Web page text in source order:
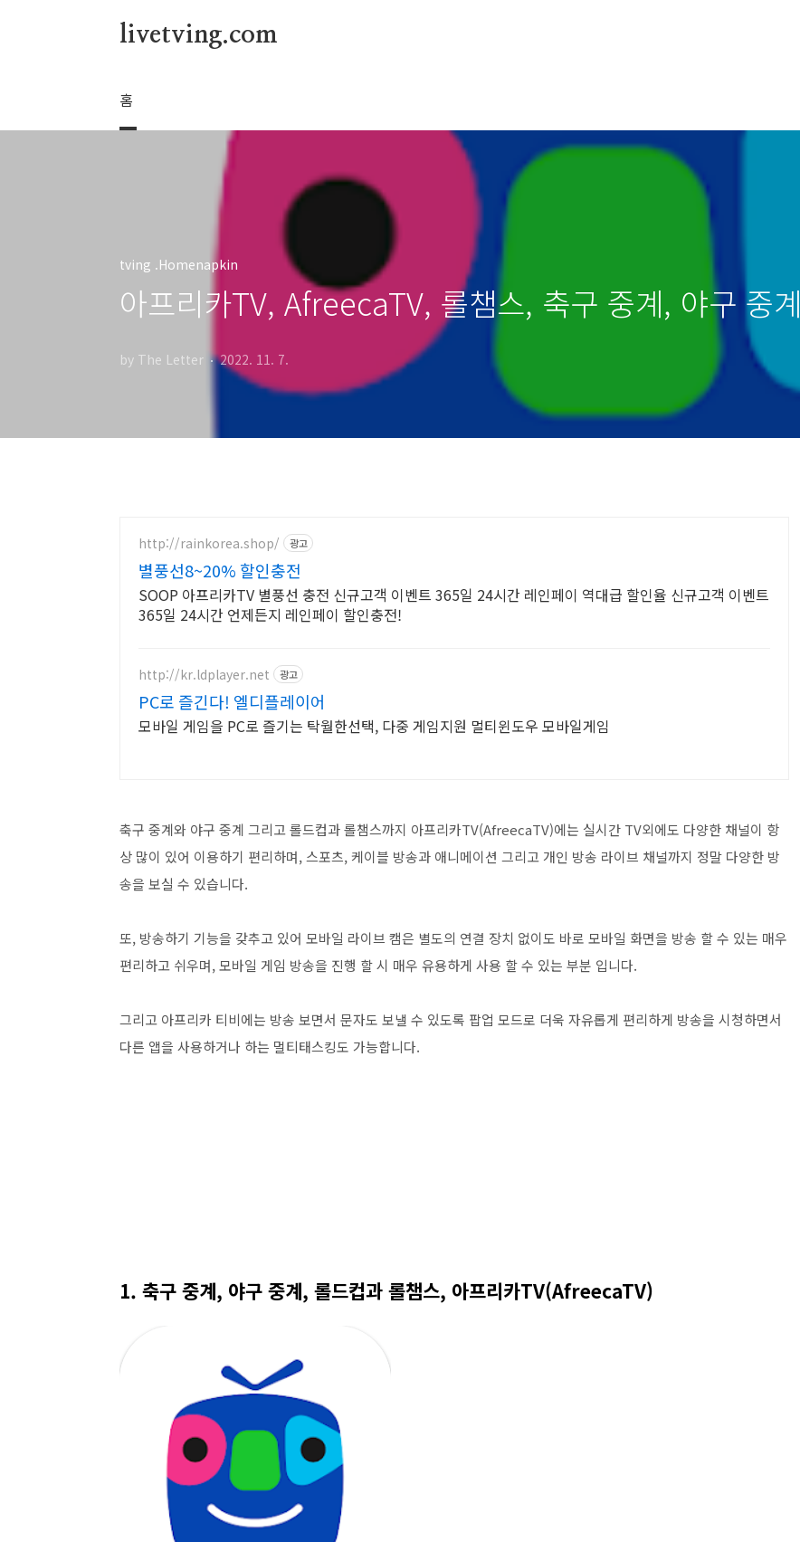
livetving.com
홈
tving .Homenapkin
아프리카TV, AfreecaTV, 롤챔스, 축구 중계, 야구 중계
by The Letter 2022. 11. 7.
http://rainkorea.shop/ 광고
별풍선8~20% 할인충전
SOOP 아프리카TV 별풍선 충전 신규고객 이벤트 365일 24시간 레인페이 역대급 할인율 신규고객 이벤트
365일 24시간 언제든지 레인페이 할인충전!
http://kr.ldplayer.net 광고
PC로 즐긴다! 엘디플레이어
모바일 게임을 PC로 즐기는 탁월한선택, 다중 게임지원 멀티윈도우 모바일게임
축구 중계와 야구 중계 그리고 롤드컵과 롤챔스까지 아프리카TV(AfreecaTV)에는 실시간 TV외에도 다양한 채널이 항
상 많이 있어 이용하기 편리하며, 스포츠, 케이블 방송과 애니메이션 그리고 개인 방송 라이브 채널까지 정말 다양한 방
송을 보실 수 있습니다.
또, 방송하기 기능을 갖추고 있어 모바일 라이브 캠은 별도의 연결 장치 없이도 바로 모바일 화면을 방송 할 수 있는 매우
편리하고 쉬우며, 모바일 게임 방송을 진행 할 시 매우 유용하게 사용 할 수 있는 부분 입니다.
그리고 아프리카 티비에는 방송 보면서 문자도 보낼 수 있도록 팝업 모드로 더욱 자유롭게 편리하게 방송을 시청하면서
다른 앱을 사용하거나 하는 멀티태스킹도 가능합니다.
1. 축구 중계, 야구 중계, 롤드컵과 롤챔스, 아프리카TV(AfreecaTV)